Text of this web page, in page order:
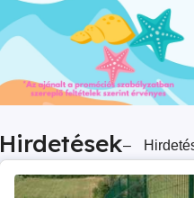
Hirdetések–